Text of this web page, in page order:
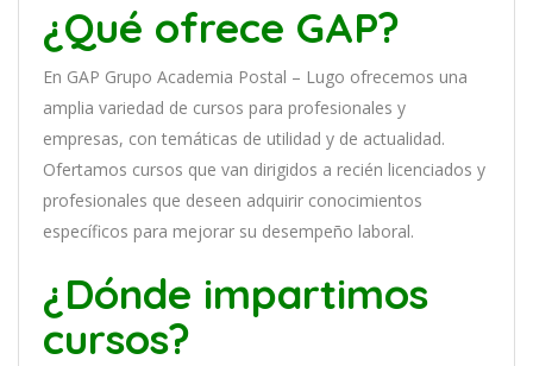
¿Qué ofrece GAP?
En GAP Grupo Academia Postal – Lugo ofrecemos una
amplia variedad de cursos para profesionales y
empresas, con temáticas de utilidad y de actualidad.
Ofertamos cursos que van dirigidos a recién licenciados y
profesionales que deseen adquirir conocimientos
específicos para mejorar su desempeño laboral.
¿Dónde impartimos
cursos?